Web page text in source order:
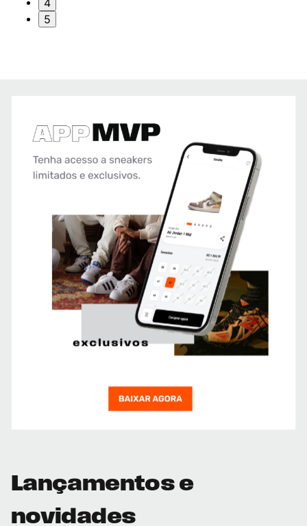
4
5
Lançamentos e
novidades